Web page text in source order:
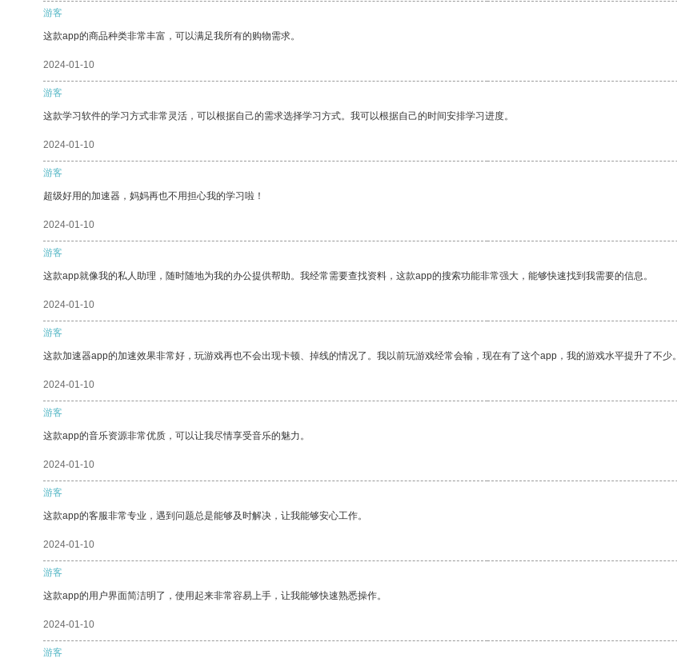
游客
这款app的商品种类非常丰富，可以满足我所有的购物需求。
2024-01-10
游客
这款学习软件的学习方式非常灵活，可以根据自己的需求选择学习方式。我可以根据自己的时间安排学习进度。
2024-01-10
游客
超级好用的加速器，妈妈再也不用担心我的学习啦！
2024-01-10
游客
这款app就像我的私人助理，随时随地为我的办公提供帮助。我经常需要查找资料，这款app的搜索功能非常强大，能够快速找到我需要的信息。
2024-01-10
游客
这款加速器app的加速效果非常好，玩游戏再也不会出现卡顿、掉线的情况了。我以前玩游戏经常会输，现在有了这个app，我的游戏水平提升了不少。
2024-01-10
游客
这款app的音乐资源非常优质，可以让我尽情享受音乐的魅力。
2024-01-10
游客
这款app的客服非常专业，遇到问题总是能够及时解决，让我能够安心工作。
2024-01-10
游客
这款app的用户界面简洁明了，使用起来非常容易上手，让我能够快速熟悉操作。
2024-01-10
游客